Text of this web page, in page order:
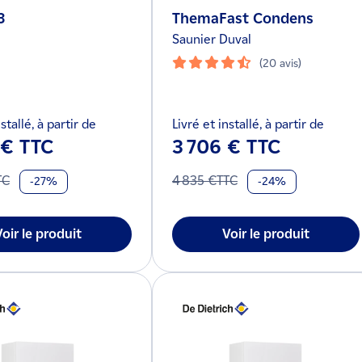
à partir de
TTC
-27%
le produit
ThemaFast Condens
Saunier Duval
(20 avis)
Livré et installé, à partir de
3 706 € TTC
4 835 €TTC -24%
Voir le produit